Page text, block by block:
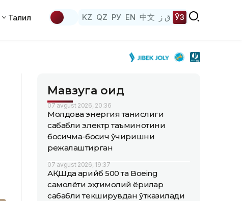
Таҳлил KZ QZ РУ EN 中文 ق ز ЎЗ
Мавзуга оид
07 avgust 2026, 20:36
Молдова энергия танқислиги
сабабли электр таъминотини
босқичма-босқич ўчиришни
режалаштирган
07 avgust 2026, 19:37
АҚШда қарийб 500 та Boeing
самолёти эҳтимолий ёриқлар
сабабли текширувдан ўтказилади